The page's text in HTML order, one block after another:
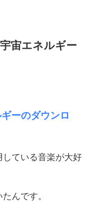
宙エネルギー
ーのダウンロ
ている音楽が大好
んです。